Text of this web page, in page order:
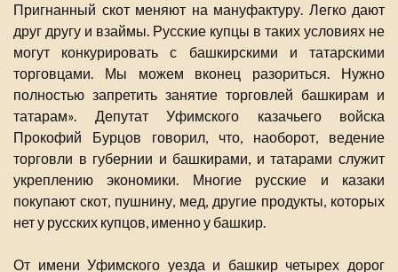
Пригнанный скот меняют на мануфактуру. Легко дают
друг другу и взаймы. Русские купцы в таких условиях не
могут конкурировать с башкирскими и татарскими
торговцами. Мы можем вконец разориться. Нужно
полностью запретить занятие торговлей башкирам и
татарам». Депутат Уфимского казачьего войска
Прокофий Бурцов говорил, что, наоборот, ведение
торговли в губернии и башкирами, и татарами служит
укреплению экономики. Многие русские и казаки
покупают скот, пушнину, мед, другие продукты, которых
нет у русских купцов, именно у башкир.
От имени Уфимского уезда и башкир четырех дорог